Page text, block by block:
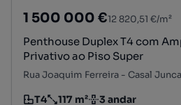
1 500 000 €12 820,51 €/m²
Penthouse Duplex T4 com
Privativo ao Piso Super
T4 117 m² 3 andar